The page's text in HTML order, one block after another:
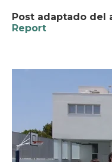
Post adaptado del
Report